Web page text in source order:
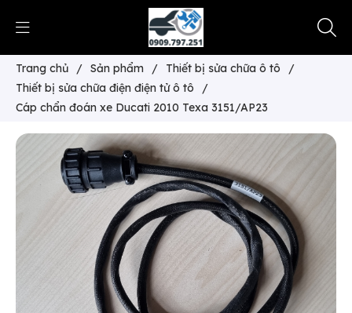
Trang chủ / Sản phẩm / Thiết bị sửa chữa ô tô
/
Thiết bị sửa chữa điện điện tử ô tô
/
Cáp chẩn đoán xe Ducati 2010 Texa 3151/AP23